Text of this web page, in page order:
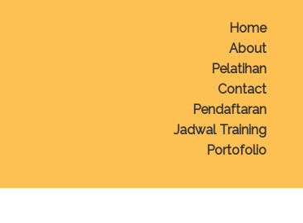
Home
About
Pelatihan
Contact
Pendaftaran
Jadwal Training
Portofolio